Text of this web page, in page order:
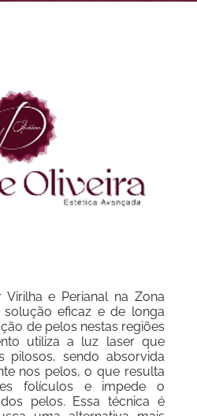
e Perianal na Zona
eficaz e de longa
de pelos nestas regiões
utiliza a luz laser que
pilosos, sendo absorvida
nos pelos, o que resulta
folículos e impede o
pelos. Essa técnica é